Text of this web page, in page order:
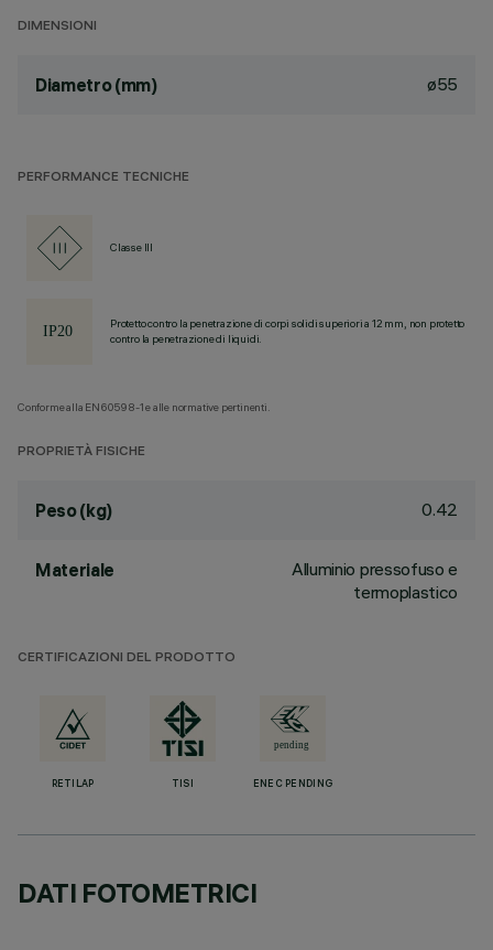
DIMENSIONI
Diametro (mm) ø55
PERFORMANCE TECNICHE
Classe III
Protetto contro la penetrazione di corpi solidi superiori a 12 mm, non protetto
contro la penetrazione di liquidi.
Conforme alla EN60598-1 e alle normative pertinenti.
PROPRIETÀ FISICHE
Peso (kg) 0.42
Materiale
Alluminio pressofuso e
termoplastico
CERTIFICAZIONI DEL PRODOTTO
RETILAP TISI ENEC PENDING
DATI FOTOMETRICI